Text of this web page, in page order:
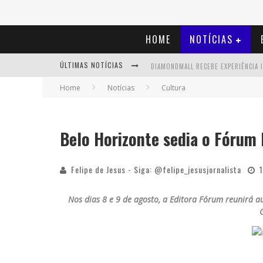
HOME NOTÍCIAS
ÚLTIMAS NOTÍCIAS
Home Notícias Cultura
Belo Horizonte sedia o
Felipe de Jesus - Siga: @felipe_jesusjornalista
Nos dias 8 e 9 de agosto, a Editora Fórum reunirá